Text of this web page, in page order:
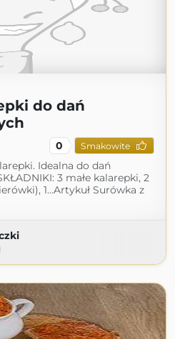
do dań
0 Smakowite
Idealna do dań
3 małe kalarepki, 2
1…Artykuł Surówka z